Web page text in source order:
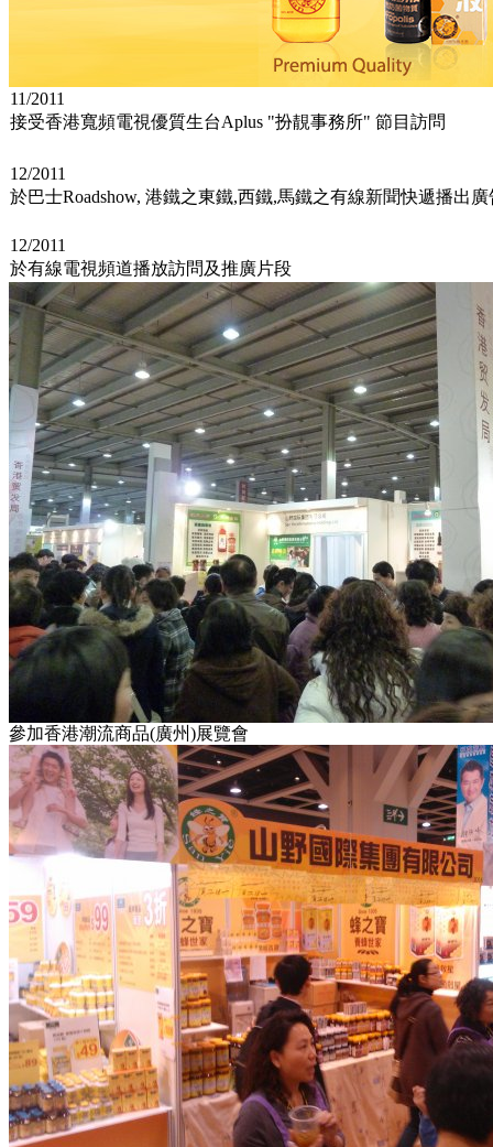
11/2011
接受香港寬頻電視優質生台Aplus "扮靚事務所" 節目訪問
12/2011
於巴士Roadshow, 港鐵之東鐵,西鐵,馬鐵之有線新聞快遞播出廣
12/2011
於有線電視頻道播放訪問及推廣片段
參加香港潮流商品(廣州)展覽會